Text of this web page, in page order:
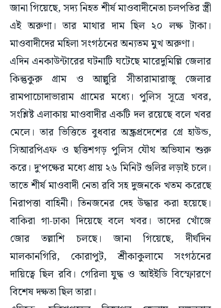
জানা গিয়েছে, সদ্য নিহত শীর্ষ মাওবাদীনেতা চলপতির স্ত্রী
এই অরুণা। তার মাথার দাম ছিল ২০ লক্ষ টাকা।
মাওবাদীদের মহিলা সংগঠনের অন্যতম মুখ অরুণা।
এদিন এনকাউন্টারের ঘটনাটি ঘটেছে মারেদুমিল্লি জেলার
কিন্তুকুরু গ্রাম ও আল্লুরি সীতারামারাজু জেলার
রামপাচোদাভারাম গ্রামের মধ্যে। পুলিস সূত্রে খবর,
সংশ্লিষ্ট এলাকায় মাওবাদীর একটি দল রয়েছে বলে খবর
মেলে। তার ভিত্তিতে বুধবার অন্ধ্রপ্রদেশের গ্রে হাউন্ড,
সিআরপিএফ ও ছত্তিশগড় পুলিস যৌথ অভিযান শুরু
করে। দু’পক্ষের মধ্যে প্রায় ২৬ মিনিট গুলির লড়াই চলে।
তাতে শীর্ষ মাওবাদী নেতা রবি সহ দুজনকে খতম করেছে
নিরাপত্তা বাহিনী। তিনজনের দেহ উদ্ধার করা হয়েছে।
বাকিরা গা-ঢাকা দিয়েছে বলে খবর। তাদের খোঁজে
জোর তল্লাশি চলছে। জানা গিয়েছে, দীর্ঘদিন
মালকানগিরি, কোরাপুট, শ্রীকাকুলামে সংগঠনের
দায়িত্বে ছিল রবি। গেরিলা যুদ্ধ ও আইইডি বিস্ফোরণে
বিশেষ দক্ষতা ছিল তারা।